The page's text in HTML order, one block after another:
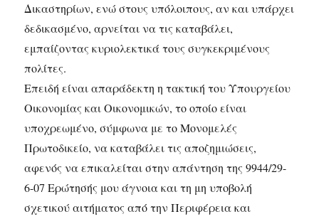
Δικαστηρίων, ενώ στους υπόλοιπους, αν και υπάρχει
δεδικασμένο, αρνείται να τις καταβάλει,
εμπαίζοντας κυριολεκτικά τους συγκεκριμένους
πολίτες.
Επειδή είναι απαράδεκτη η τακτική του Υπουργείου
Οικονομίας και Οικονομικών, το οποίο είναι
υποχρεωμένο, σύμφωνα με το Μονομελές
Πρωτοδικείο, να καταβάλει τις αποζημιώσεις,
αφενός να επικαλείται στην απάντηση της 9944/29-
6-07 Ερώτησής μου άγνοια και τη μη υποβολή
σχετικού αιτήματος από την Περιφέρεια και